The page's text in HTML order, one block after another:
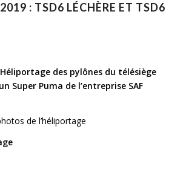
: TSD6 LÉCHÈRE ET TSD6
des pylônes du télésiège
Super Puma de l’entreprise SAF
de l’héliportage